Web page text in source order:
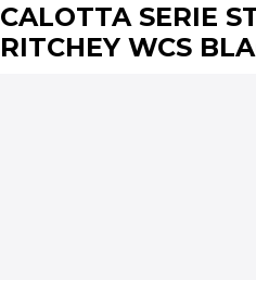
CALOTTA SERIE
RITCHEY WCS